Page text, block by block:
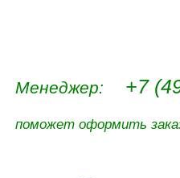
Менеджер: +7
поможет оформить